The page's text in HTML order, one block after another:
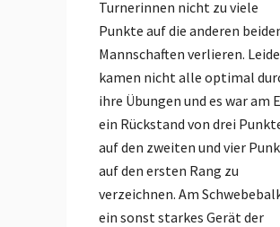
Turnerinnen nicht zu viele
Punkte auf die anderen
Mannschaften verlieren.
kamen nicht alle optimal
ihre Übungen und es war am
ein Rückstand von drei
auf den zweiten und vier
auf den ersten Rang zu
verzeichnen. Am
ein sonst starkes Gerät der